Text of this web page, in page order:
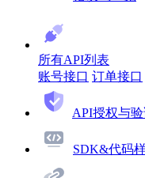
所有API列表
账号接口 订单接口
API授权与
SDK&代码